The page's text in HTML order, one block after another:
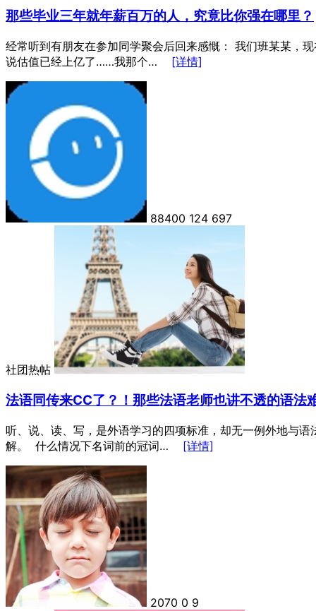
那些毕业三年就年薪百万的人，究竟比你强在哪里？
经常听到有朋友在参加同学聚会后回来感慨： 我们班某某，
说估值已经上亿了……我那个… [详情]
88400 124 697
社团热帖
法语同传来CC了？！那些法语老师也讲不透的语法
听、说、读、写，是外语学习的四项标准，却无一例外地与
解。 什么情况下名词前的冠词… [详情]
2070 0 9